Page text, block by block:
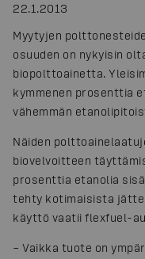
22.1.2013
Myytyjen
osuuden on nykyisin
biopolttoainetta.
kymmenen prosenttia
vähemmän
Näiden
biovelvoitteen
prosenttia etanolia
tehty kotimaisista
käyttö vaatii flexfuel-
– Vaikka tuote on